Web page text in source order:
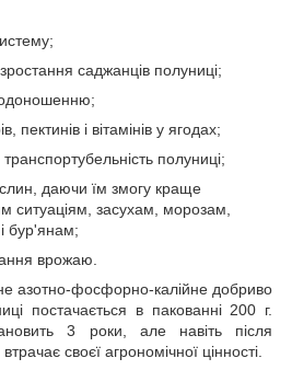
саджанців полуниці;
пектинів і вітамінів у ягодах;
полуниці;
даючи їм змогу краще
ситуаціям, засухам, морозам,
бур'янам;
врожаю.
азотно-фосфорно-калійне добриво
постачається в пакованні 200 г.
3 роки, але навіть після
своєї агрономічної цінності.